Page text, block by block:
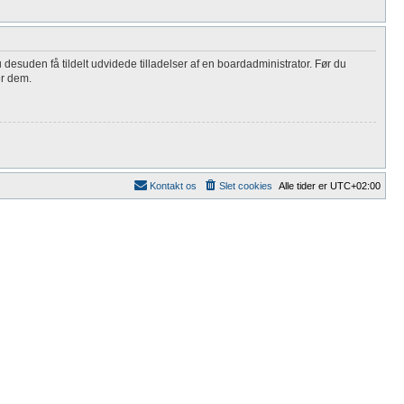
få tildelt udvidede tilladelser af en boardadministrator. Før du
dem.
Alle tider er UTC+02:00
Slet cookies
Kontakt os